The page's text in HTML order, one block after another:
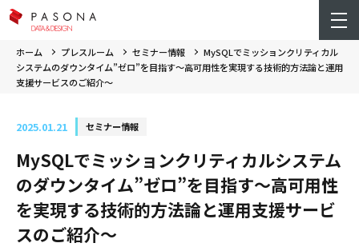
ホーム プレスルーム セミナー情報
MySQLでミッションクリティカル
システムのダウンタイム”ゼロ”を目指す～高可用性を実現する技術的方法論と運用
支援サービスのご紹介～
2025.01.21 セミナー情報
MySQLでミッションクリティカルシステム
のダウンタイム”ゼロ”を目指す～高可用性
を実現する技術的方法論と運用支援サービ
スのご紹介～